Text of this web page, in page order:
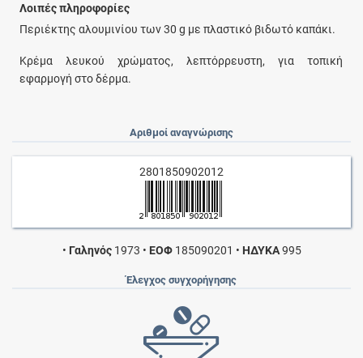
Λοιπές πληροφορίες
Περιέκτης αλουμινίου των 30 g με πλαστικό βιδωτό καπάκι.
Κρέμα λευκού χρώματος, λεπτόρρευστη, για τοπική
εφαρμογή στο δέρμα.
Αριθμοί αναγνώρισης
2801850902012
• Γαληνός1973 • ΕΟΦ185090201 • ΗΔΥΚΑ995
Έλεγχος συγχορήγησης